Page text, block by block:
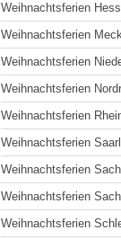
Weihnachtsferien
Weihnachtsferien
Weihnachtsferien
Weihnachtsferien
Weihnachtsferien
Weihnachtsferien
Weihnachtsferien
Weihnachtsferien
Weihnachtsferien